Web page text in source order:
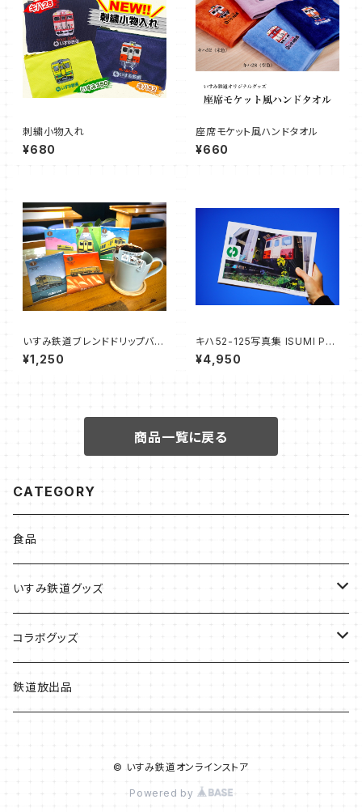
刺繍小物入れ
¥680
座席モケット風ハンドタオル
¥660
いすみ鉄道ブレンドドリップバッ
グ【いすみ車両】（５袋セット）
¥1,250
キハ52-125写真集 ISUMI PRI
DE vol.1
¥4,950
商品一覧に戻る
CATEGORY
食品
いすみ鉄道グッズ
いすみ鉄道グッズ
キハグッズ
コラボグッズ
始発ちゃんグッズ
鉄道放出品
© いすみ鉄道オンラインストア
Powered by